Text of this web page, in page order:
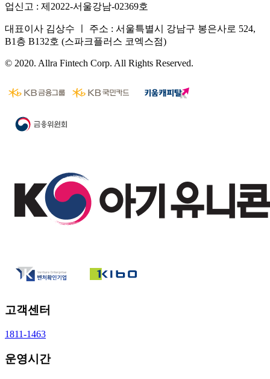
업신고 : 제2022-서울강남-02369호
대표이사 김상수 ㅣ 주소 : 서울특별시 강남구 봉은사로 524,
B1층 B132호 (스파크플러스 코엑스점)
© 2020. Allra Fintech Corp. All Rights Reserved.
고객센터
1811-1463
운영시간